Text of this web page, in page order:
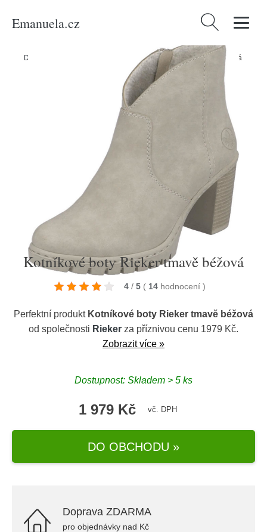
Emanuela.cz Vyhledávání
Domů Kotníkové boty Rieker tmavě béžová
Kotníkové boty Rieker tmavě béžová
4 / 5 ( 14 hodnocení )
Perfektní produkt Kotníkové boty Rieker tmavě béžová
od společnosti Rieker za příznivou cenu 1979 Kč.
Zobrazit více »
Dostupnost: Skladem > 5 ks
1 979 Kč vč. DPH
DO OBCHODU »
Doprava ZDARMA
pro objednávky nad Kč